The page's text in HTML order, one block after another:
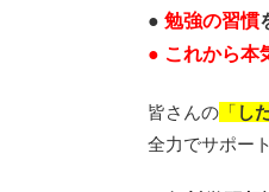
● 勉強の習慣
● これから本
皆さんの 「 し
全力でサポー